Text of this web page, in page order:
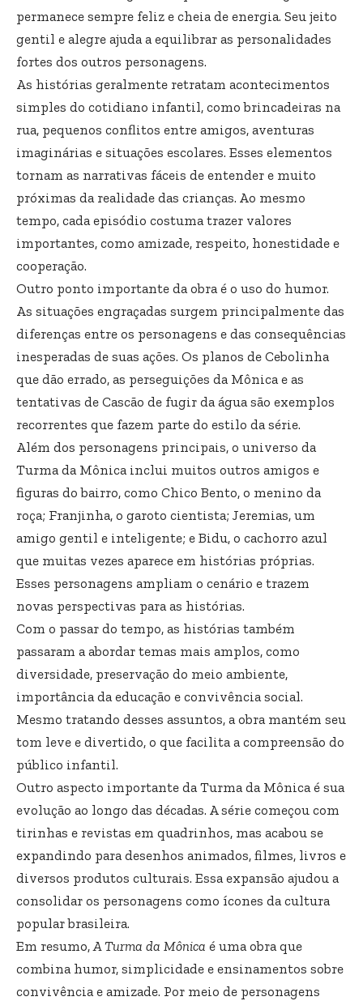
permanece sempre feliz e cheia de energia. Seu jeito
gentil e alegre ajuda a equilibrar as personalidades
fortes dos outros personagens.
As histórias geralmente retratam acontecimentos
simples do cotidiano infantil, como brincadeiras na
rua, pequenos conflitos entre amigos, aventuras
imaginárias e situações escolares. Esses elementos
tornam as narrativas fáceis de entender e muito
próximas da realidade das crianças. Ao mesmo
tempo, cada episódio costuma trazer valores
importantes, como amizade, respeito, honestidade e
cooperação.
Outro ponto importante da obra é o uso do humor.
As situações engraçadas surgem principalmente das
diferenças entre os personagens e das consequências
inesperadas de suas ações. Os planos de Cebolinha
que dão errado, as perseguições da Mônica e as
tentativas de Cascão de fugir da água são exemplos
recorrentes que fazem parte do estilo da série.
Além dos personagens principais, o universo da
Turma da Mônica inclui muitos outros amigos e
figuras do bairro, como Chico Bento, o menino da
roça; Franjinha, o garoto cientista; Jeremias, um
amigo gentil e inteligente; e Bidu, o cachorro azul
que muitas vezes aparece em histórias próprias.
Esses personagens ampliam o cenário e trazem
novas perspectivas para as histórias.
Com o passar do tempo, as histórias também
passaram a abordar temas mais amplos, como
diversidade, preservação do meio ambiente,
importância da educação e convivência social.
Mesmo tratando desses assuntos, a obra mantém seu
tom leve e divertido, o que facilita a compreensão do
público infantil.
Outro aspecto importante da Turma da Mônica é sua
evolução ao longo das décadas. A série começou com
tirinhas e revistas em quadrinhos, mas acabou se
expandindo para desenhos animados, filmes, livros e
diversos produtos culturais. Essa expansão ajudou a
consolidar os personagens como ícones da cultura
popular brasileira.
Em resumo,A Turma da Mônica é uma obra que
combina humor, simplicidade e ensinamentos sobre
convivência e amizade. Por meio de personagens